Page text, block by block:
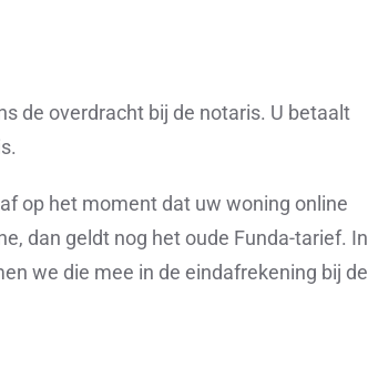
de overdracht bij de notaris. U betaalt
op het moment dat uw woning online
dan geldt nog het oude Funda-tarief. In
we die mee in de eindafrekening bij de